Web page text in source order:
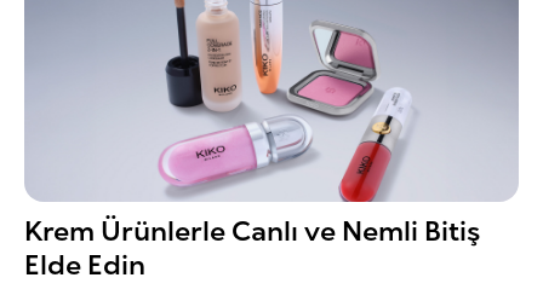
Krem Ürünlerle Canlı ve Nemli Bitiş
Elde Edin